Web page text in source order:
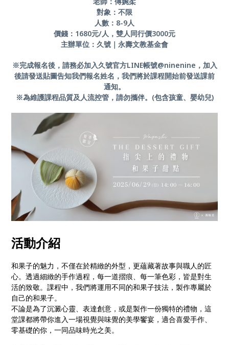
對象：不限
人數：8-9人
價錢：1680元/人，雙人同行價3000元
主辦單位：久號｜永壽文教基金會
※完成報名後，請務必加入久號官方LINE帳號@ninenine，加入
後請發送貼圖告知我們報名姓名，我們將於課程開始前發送課前
通知。
※為維護課程品質及人流控管，請勿攜伴。(包含孩童、嬰幼兒)
活動介紹
和果子的魅力，不僅在於精緻的外型，更蘊藏著故事與職人的匠
心。透過細緻的手作過程，每一道摺痕、每一筆色彩，皆是對生
活的致敬。課程中，我們將運用不同的和果子技法，製作專屬於
自己的和果子。
不論是為了沉澱心靈、表達創意，或是製作一份獨特的禮物，這
堂課都將帶你進入一場視覺與味覺的美學饗宴，適合喜愛手作、
零基礎的你，一同品味時光之美。